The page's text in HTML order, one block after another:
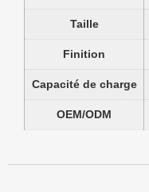
Taille
Finition
Capacité de charge
OEM/ODM